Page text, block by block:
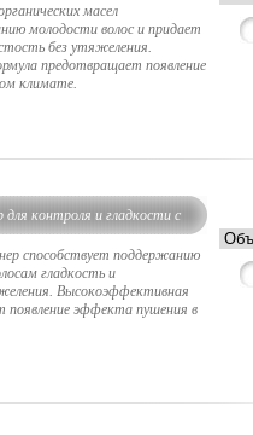
масел
масел
молодости волос и придает
без утяжеления.
предотвращает появление
климате.
для контроля и гладкости с
масел
способствует поддержанию
гладкость и
Высокоэффективная
эффекта пушения в